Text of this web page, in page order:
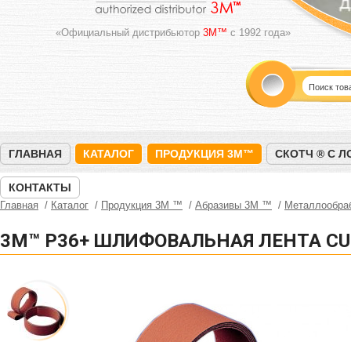
«Официальный дистрибьютор 3M™ с 1992 года»
ГЛАВНАЯ КАТАЛОГ ПРОДУКЦИЯ 3M™ СКОТЧ ® С
КОНТАКТЫ
Главная Каталог Продукция 3M ™ Абразивы 3М ™
3M™ P36+ ШЛИФОВАЛЬНАЯ ЛЕНТА